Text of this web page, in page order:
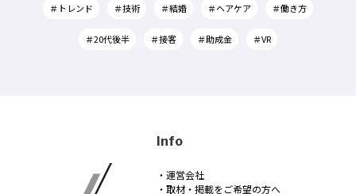
＃トレンド ＃技術 ＃結婚 ＃ヘアケア ＃働き方
＃20代後半 ＃接客 ＃助成金 ＃VR
Info
・運営会社
・取材・掲載をご希望の方へ